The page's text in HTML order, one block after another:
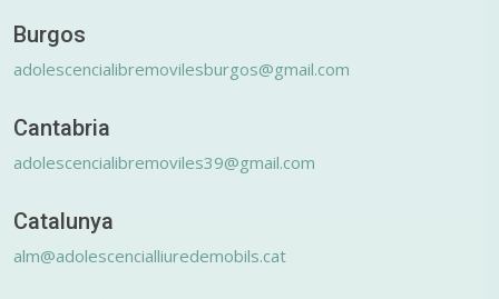
Burgos
adolescencialibremovilesburgos@gmail.com
Cantabria
adolescencialibremoviles39@gmail.com
Catalunya
alm@adolescencialliuredemobils.cat